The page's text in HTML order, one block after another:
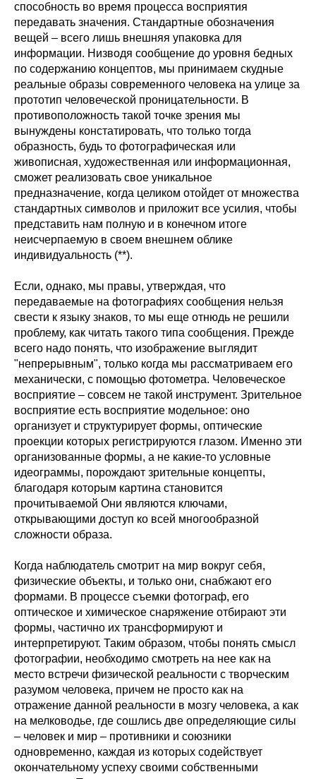
способность во время процесса восприятия
передавать значения. Стандартные обозначения
вещей – всего лишь внешняя упаковка для
информации. Низводя сообщение до уровня бедных
по содержанию концептов, мы принимаем скудные
реальные образы современного человека на улице за
прототип человеческой проницательности. В
противоположность такой точке зрения мы
вынуждены констатировать, что только тогда
образность, будь то фотографическая или
живописная, художественная или информационная,
сможет реализовать свое уникальное
предназначение, когда целиком отойдет от множества
стандартных символов и приложит все усилия, чтобы
представить нам полную и в конечном итоге
неисчерпаемую в своем внешнем облике
индивидуальность (**).
Если, однако, мы правы, утверждая, что
передаваемые на фотографиях сообщения нельзя
свести к языку знаков, то мы еще отнюдь не решили
проблему, как читать такого типа сообщения. Прежде
всего надо понять, что изображение выглядит
"непрерывным", только когда мы рассматриваем его
механически, с помощью фотометра. Человеческое
восприятие – совсем не такой инструмент. Зрительное
восприятие есть восприятие модельное: оно
организует и структурирует формы, оптические
проекции которых регистрируются глазом. Именно эти
организованные формы, а не какие-то условные
идеограммы, порождают зрительные концепты,
благодаря которым картина становится
прочитываемой Они являются ключами,
открывающими доступ ко всей многообразной
сложности образа.
Когда наблюдатель смотрит на мир вокруг себя,
физические объекты, и только они, снабжают его
формами. В процессе съемки фотограф, его
оптическое и химическое снаряжение отбирают эти
формы, частично их трансформируют и
интерпретируют. Таким образом, чтобы понять смысл
фотографии, необходимо смотреть на нее как на
место встречи физической реальности с творческим
разумом человека, причем не просто как на
отражение данной реальности в мозгу человека, а как
на мелководье, где сошлись две определяющие силы
– человек и мир – противники и союзники
одновременно, каждая из которых содействует
окончательному успеху своими собственными